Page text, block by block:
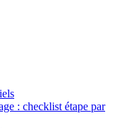
: checklist étape par